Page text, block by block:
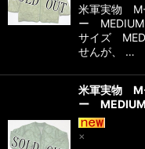
米軍実物 M-
ー
サイズ
せんが、 …
米軍実物
ー MEDIUM
×